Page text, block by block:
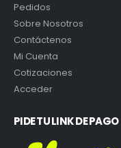
Pedidos
Sobre Nosotros
Contáctenos
Mi Cuenta
Cotizaciones
Acceder
PIDE TU LINK DE PAGO